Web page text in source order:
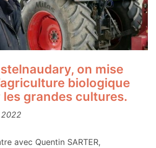
on mise
biologique
les grandes cultures.
2022
avec Quentin SARTER,